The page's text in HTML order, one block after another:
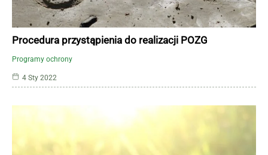
Programy ochrony
Procedura przystąpienia do realizacji POZG
4 Sty 2022